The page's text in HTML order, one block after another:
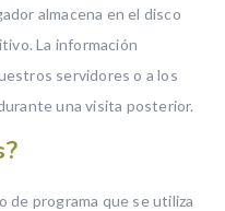
almacena en el disco
La información
servidores o a los
una visita posterior.
de programa que se utiliza